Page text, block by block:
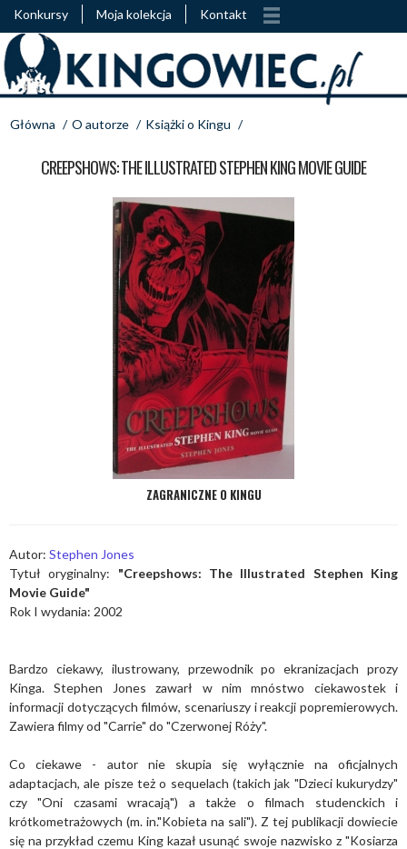
Konkursy Moja kolekcja Kontakt
Główna / O autorze / Książki o Kingu /
CREEPSHOWS: THE ILLUSTRATED STEPHEN KING MOVIE GUIDE
ZAGRANICZNE O KINGU
Autor: Stephen Jones
Tytuł oryginalny: "Creepshows: The Illustrated Stephen King
Movie Guide"
Rok I wydania: 2002
Bardzo ciekawy, ilustrowany, przewodnik po ekranizacjach prozy
Kinga. Stephen Jones zawarł w nim mnóstwo ciekawostek i
informacji dotyczących filmów, scenariuszy i reakcji popremierowych.
Zawiera filmy od "Carrie" do "Czerwonej Róży".
Co ciekawe - autor nie skupia się wyłącznie na oficjalnych
adaptacjach, ale pisze też o sequelach (takich jak "Dzieci kukurydzy"
czy "Oni czasami wracają") a także o filmach studenckich i
krótkometrażowych (m. in."Kobieta na sali"). Z tej publikacji dowiecie
się na przykład czemu King kazał usunąć swoje nazwisko z "Kosiarza